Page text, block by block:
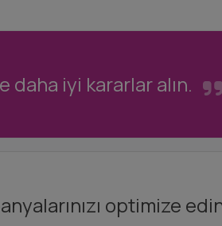
daha iyi kararlar alın.
optimize